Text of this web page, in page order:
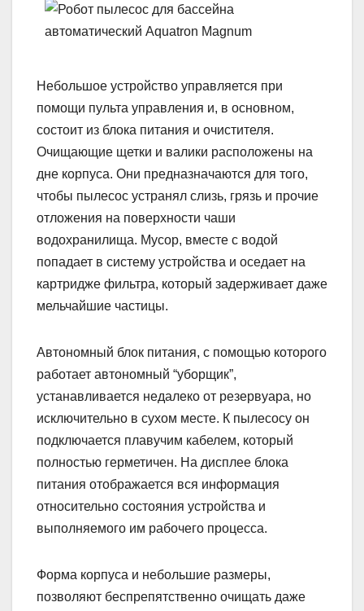
Небольшое устройство управляется при
помощи пульта управления и, в основном,
состоит из блока питания и очистителя.
Очищающие щетки и валики расположены на
дне корпуса. Они предназначаются для того,
чтобы пылесос устранял слизь, грязь и прочие
отложения на поверхности чаши
водохранилища. Мусор, вместе с водой
попадает в систему устройства и оседает на
картридже фильтра, который задерживает даже
мельчайшие частицы.
Автономный блок питания, с помощью которого
работает автономный “уборщик”,
устанавливается недалеко от резервуара, но
исключительно в сухом месте. К пылесосу он
подключается плавучим кабелем, который
полностью герметичен. На дисплее блока
питания отображается вся информация
относительно состояния устройства и
выполняемого им рабочего процесса.
Форма корпуса и небольшие размеры,
позволяют беспрепятственно очищать даже